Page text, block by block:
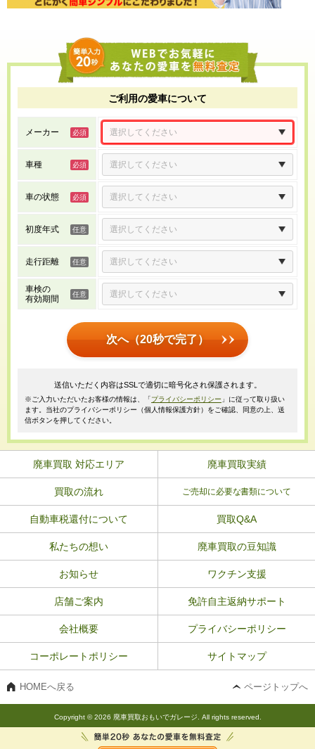
ご利用の愛車について
メーカー
車種
車の状態
初度年式
走行距離
車検の
有効期間
次へ（20秒で完了）
送信いただく内容はSSLで適切に暗号化され保護されます。
※ご入力いただいたお客様の情報は、「プライバシーポリシー 」に従って取り扱い
ます。当社のプライバシーポリシー（個人情報保護方針）をご確認、同意の上、送
信ボタンを押してください。
廃車買取 対応エリア 廃車買取実績
買取の流れ ご売却に必要な書類について
自動車税還付について 買取Q&A
私たちの想い 廃車買取の豆知識
お知らせ ワクチン支援
店舗ご案内 免許自主返納サポート
会社概要 プライバシーポリシー
コーポレートポリシー サイトマップ
HOMEへ戻る ページトップへ
Copyright © 2026 廃車買取おもいでガレージ. All rights reserved.